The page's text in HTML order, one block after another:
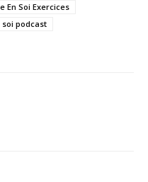
En Soi Exercices
podcast